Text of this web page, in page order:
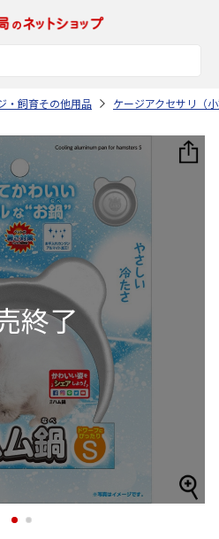
・飼育その他用品 ケージアクセサリ（
1 2